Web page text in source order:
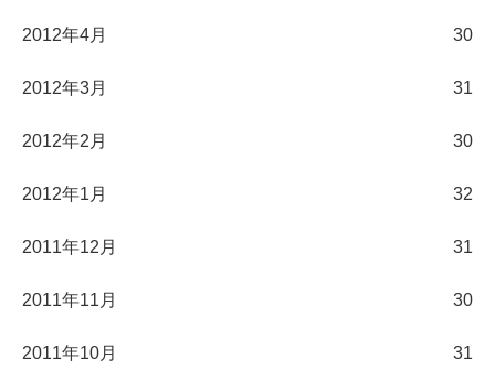
2012年4月 30
2012年3月 31
2012年2月 30
2012年1月 32
2011年12月 31
2011年11月 30
2011年10月 31